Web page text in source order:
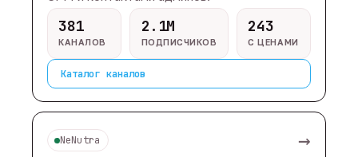
381
КАНАЛОВ
2.1M
ПОДПИСЧИКОВ
243
С ЦЕНАМИ
Каталог каналов
NeNutra →